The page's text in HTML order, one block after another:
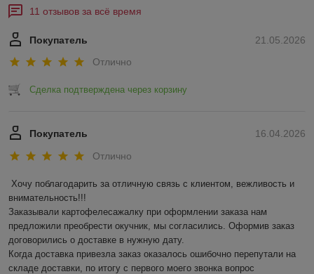
11 отзывов за всё время
21.05.2026
Покупатель
Отлично
Сделка подтверждена через корзину
16.04.2026
Покупатель
Отлично
Хочу поблагодарить за отличную связь с клиентом, вежливость и
внимательность!!!
Заказывали картофелесажалку при оформлении заказа нам
предложили преобрести окучник, мы согласились. Оформив заказ
договорились о доставке в нужную дату.
Когда доставка привезла заказ оказалось ошибочно перепутали на
складе доставки, по итогу с первого моего звонка вопрос